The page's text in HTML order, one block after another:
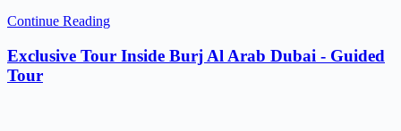
Continue Reading
Exclusive Tour Inside Burj Al Arab Dubai - Guided
Tour